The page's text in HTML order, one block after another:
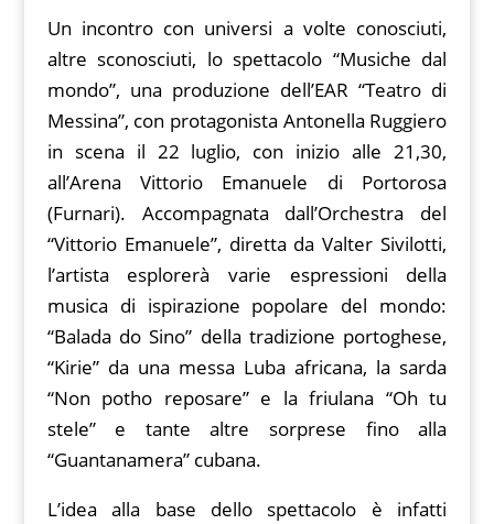
Un incontro con universi a volte conosciuti,
altre sconosciuti, lo spettacolo “Musiche dal
mondo”, una produzione dell’EAR “Teatro di
Messina”, con protagonista Antonella Ruggiero
in scena il 22 luglio, con inizio alle 21,30,
all’Arena Vittorio Emanuele di Portorosa
(Furnari). Accompagnata dall’Orchestra del
“Vittorio Emanuele”, diretta da Valter Sivilotti,
l’artista esplorerà varie espressioni della
musica di ispirazione popolare del mondo:
“Balada do Sino” della tradizione portoghese,
“Kirie” da una messa Luba africana, la sarda
“Non potho reposare” e la friulana “Oh tu
stele” e tante altre sorprese fino alla
“Guantanamera” cubana.
L’idea alla base dello spettacolo è infatti